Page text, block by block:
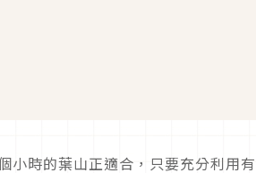
小時的葉山正適合，只要充分利用有